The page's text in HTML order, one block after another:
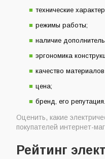
1. Электротурка
Топ-9 лучших
Какой
Как правильно
Главные критерии
технические
режимы работы;
наличие
эргономика
качество
цена;
бренд, его репутация.
Оценить, какие
покупателей интернет-
Рейтинг